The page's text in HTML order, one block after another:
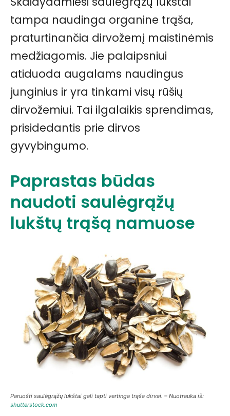
tampa naudinga organine trąša,
praturtinančia dirvožemį maistinėmis
medžiagomis. Jie palaipsniui
atiduoda augalams naudingus
junginius ir yra tinkami visų rūšių
dirvožemiui. Tai ilgalaikis sprendimas,
prisidedantis prie dirvos
gyvybingumo.
Paprastas būdas
naudoti saulėgrąžų
lukštų trąšą namuose
Paruošti saulėgrąžų lukštai gali tapti vertinga trąša dirvai. – Nuotrauka iš:
shutterstock.com